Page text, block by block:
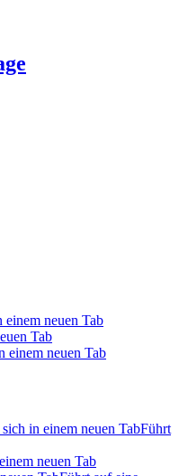
neuen Tab
Tab
einem neuen Tab
in einem neuen TabFührt
neuen Tab